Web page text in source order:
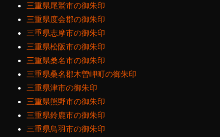
三重県尾鷲市の御朱印
三重県度会郡の御朱印
三重県志摩市の御朱印
三重県松阪市の御朱印
三重県桑名市の御朱印
三重県桑名郡木曽岬町の御朱印
三重県津市の御朱印
三重県熊野市の御朱印
三重県鈴鹿市の御朱印
三重県鳥羽市の御朱印